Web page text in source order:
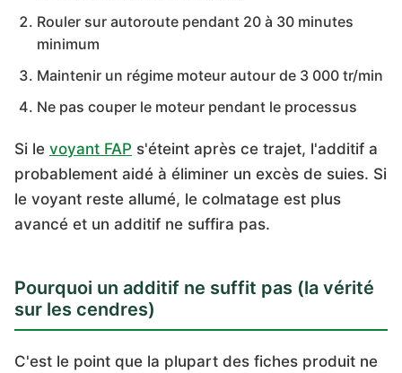
Rouler sur autoroute pendant 20 à 30 minutes
minimum
Maintenir un régime moteur autour de 3 000 tr/min
Ne pas couper le moteur pendant le processus
Si le voyant FAP s'éteint après ce trajet, l'additif a
probablement aidé à éliminer un excès de suies. Si
le voyant reste allumé, le colmatage est plus
avancé et un additif ne suffira pas.
Pourquoi un additif ne suffit pas (la vérité
sur les cendres)
C'est le point que la plupart des fiches produit ne